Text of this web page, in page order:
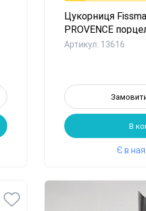
Цукорниця
PROVENCE
Артикул: 13616
В
Є в